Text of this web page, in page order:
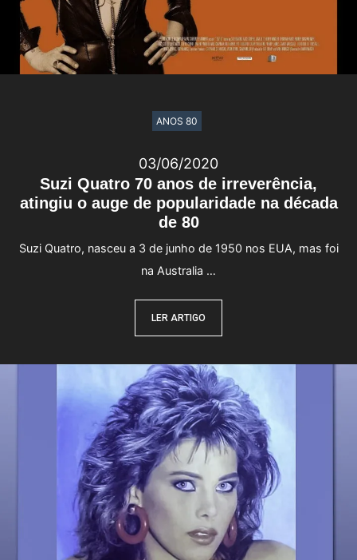
Suzi Quatro 70 anos de irreverência,
atingiu o auge de popularidade na década
de 80
03/06/2020
Suzi Quatro, nasceu a 3 de junho de 1950 nos EUA, mas foi
na Australia …
LER ARTIGO
ANOS 80